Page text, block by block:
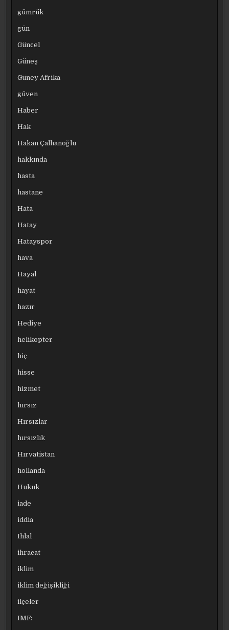
gümrük
gün
Güncel
Güneş
Güney Afrika
güven
Haber
Hak
Hakan Çalhanoğlu
hakkında
hasta
hastane
Hata
Hatay
Hatayspor
hava
Hayal
hayat
hazır
Hediye
helikopter
hiç
hisse
hizmet
hırsız
Hırsızlar
hırsızlık
Hırvatistan
hollanda
Hukuk
iade
iddia
Ihlal
ihracat
iklim
iklim değişikliği
ilçeler
IMF: